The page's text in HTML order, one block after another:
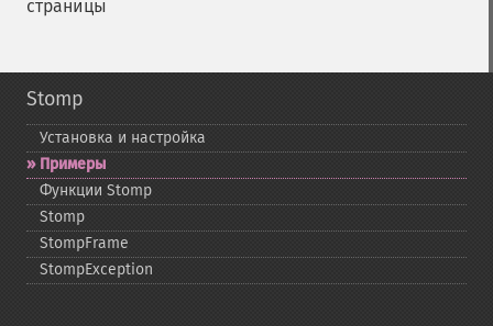
страницы
Stomp
Установка и настройка
Примеры
Функции Stomp
Stomp
StompFrame
StompException